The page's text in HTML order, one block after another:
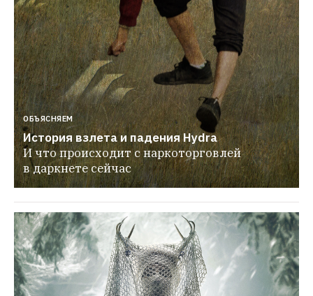
ОБЪЯСНЯЕМ
История взлета и падения Hydra
И что происходит с наркоторговлей
в даркнете сейчас